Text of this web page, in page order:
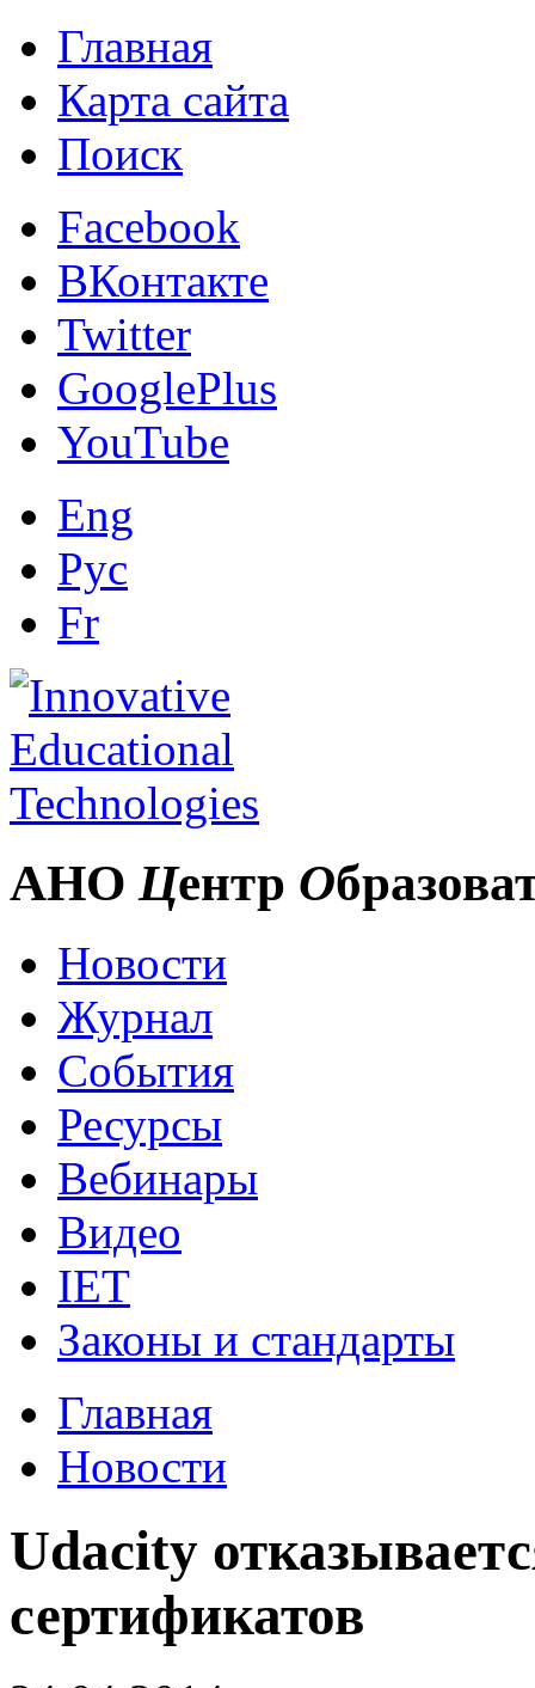
Главная
Карта сайта
Поиск
Facebook
ВКонтакте
Twitter
GooglePlus
YouTube
Eng
Рус
Fr
АНО Центр О
Новости
Журнал
События
Ресурсы
Вебинары
Видео
IET
Законы и стандарты
Главная
Новости
Udacity
сертификатов